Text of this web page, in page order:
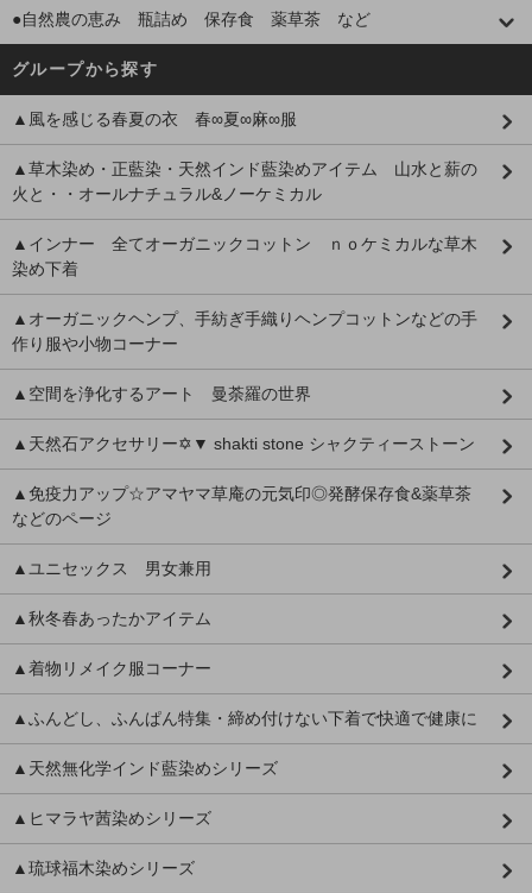
●自然農の恵み 瓶詰め 保存食 薬草茶 など
グループから探す
▲風を感じる春夏の衣 春∞夏∞麻∞服
▲草木染め・正藍染・天然インド藍染めアイテム 山水と薪の
火と・・オールナチュラル&ノーケミカル
▲インナー 全てオーガニックコットン ｎｏケミカルな草木
染め下着
▲オーガニックヘンプ、手紡ぎ手織りヘンプコットンなどの手
作り服や小物コーナー
▲空間を浄化するアート 曼荼羅の世界
▲天然石アクセサリー✡▼ shakti stone シャクティーストーン
▲免疫力アップ☆アマヤマ草庵の元気印◎発酵保存食&薬草茶
などのページ
▲ユニセックス 男女兼用
▲秋冬春あったかアイテム
▲着物リメイク服コーナー
▲ふんどし、ふんぱん特集・締め付けない下着で快適で健康に
▲天然無化学インド藍染めシリーズ
▲ヒマラヤ茜染めシリーズ
▲琉球福木染めシリーズ